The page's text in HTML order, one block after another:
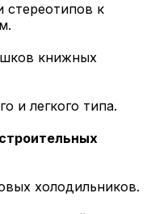
стереотипов к
книжных
и легкого типа.
холодильников.